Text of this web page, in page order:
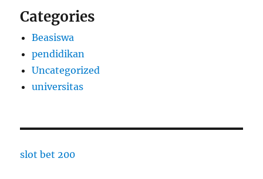
Categories
Beasiswa
pendidikan
Uncategorized
universitas
slot bet 200